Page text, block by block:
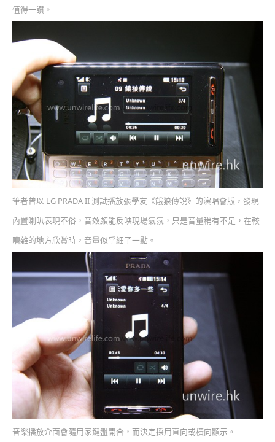
值得一讚。
筆者曾以 LG PRADA II 測試播放張學友《餓狼傳說》的演唱會版，發現
內置喇叭表現不俗，音效頗能反映現場氣氛，只是音量稍有不足，在較
嘈雜的地方欣賞時，音量似乎細了一點。
音樂播放介面會隨用家鍵盤開合，而決定採用直向或橫向顯示。